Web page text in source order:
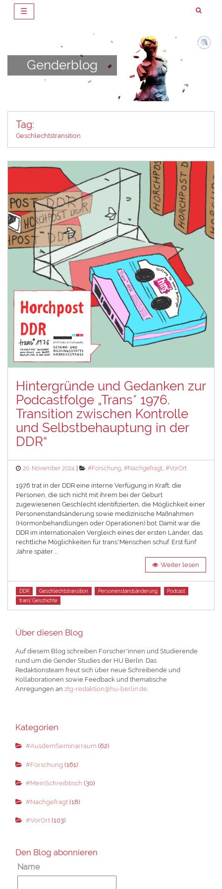
☰
Genderblog
Tag:
Geschlechtstransition
Hintergründe und Gedanken zur
Podcastfolge „Trans* 1976.
Transition zwischen Kontrolle
und Selbstbehauptung in der
DDR“
Posted
20. November 2024 Categories
#Forschung ,#Nachgefragt ,#VorOrt
1976 trat in der DDR eine interne Verfügung in Kraft, die
Personen, die sich nicht mit ihrem bei der Geburt
zugewiesenen Geschlecht identifizierten, die Möglichkeit einer
Personenstandsänderung sowie medizinische Maßnahmen
(Hormonbehandlungen oder Operationen) bot. Damit war die
DDR im internationalen Vergleich eines der ersten Länder, das
rechtliche Möglichkeiten für trans*Menschen schuf. Erst fünf
Jahre später …
Weiter lesen
Tags
DDR Geschlechtstransition Personenstandsänderung
Podcast
trans*Geschichte
Über diesen Blog
Auf diesem Blog schreiben Forscher*innen und Studierende
rund um die Gender Studies der HU Berlin. Das
Redaktionsteam freut sich über neue Schreibende und
Kollaborationen sowie Feedback und thematische
Anregungen anztg-redaktion@hu-berlin.de.
Kategorien
#AusdemSeminarraum (62)
#Forschung (161)
#MeinSchreibtisch (30)
#Nachgefragt(18)
#VorOrt(103)
Den Blog abonnieren
Name